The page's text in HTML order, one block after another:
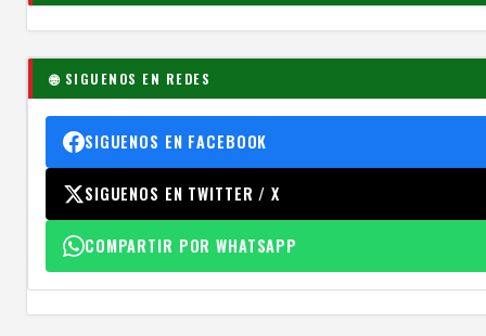
🌐 SIGUENOS EN REDES
SIGUENOS EN FACEBOOK
SIGUENOS EN TWITTER / X
COMPARTIR POR WHATSAPP